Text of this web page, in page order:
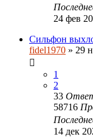
24 фев
Сильфон
fidel1970 » 29
1
2
33
58716
14 дек